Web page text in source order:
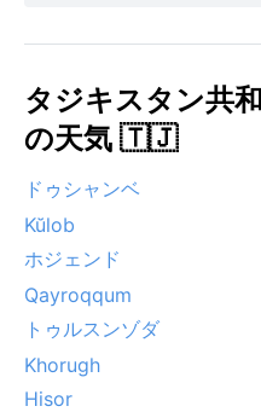
を残すだろう。
タジキスタン共
の天気 🇹🇯
ドゥシャンベ
Kŭlob
ホジェンド
Qayroqqum
トゥルスンゾダ
Khorugh
Hisor